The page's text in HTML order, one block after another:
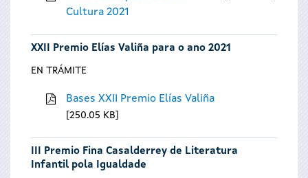
Cultura 2021
XXII Premio Elías Valiña para o ano 2021
EN TRÁMITE
Bases XXII Premio Elías Valiña
250.05 KB
III Premio Fina Casalderrey de Literatura
Infantil pola Igualdade